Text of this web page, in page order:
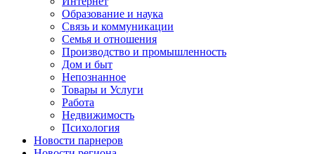
Образование и наука
Связь и коммуникации
Семья и отношения
Производство и промышленность
Дом и быт
Непознанное
Товары и Услуги
Работа
Недвижимость
Психология
Новости парнеров